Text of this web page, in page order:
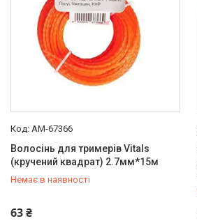
AM-67366
Волосінь для тримерів Vitals
(кручений квадрат) 2.7мм*15м
Немає в наявності
63 ₴
+380 (99) 454-50-15